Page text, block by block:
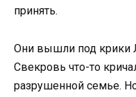
принять.
Они вышли под
Свекровь что-то
разрушенной семье.